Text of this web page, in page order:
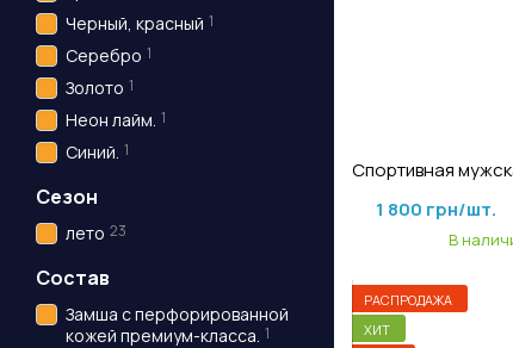
1 800 грн/шт.
В
РАСПРОДАЖА
ХИТ
Черный, красный 1
Серебро 1
Золото 1
Неон лайм. 1
Синий. 1
Сезон
лето 23
Состав
Замша с перфорированной
кожей премиум-класса. 1